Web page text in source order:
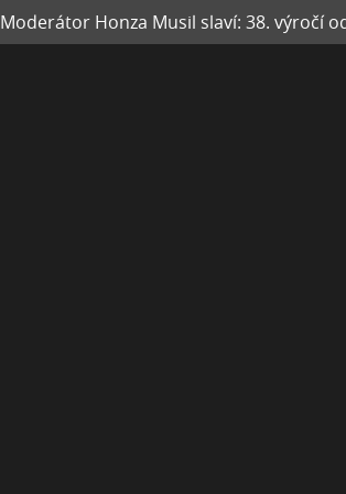
Moderátor Honza Musil slaví: 38. výročí